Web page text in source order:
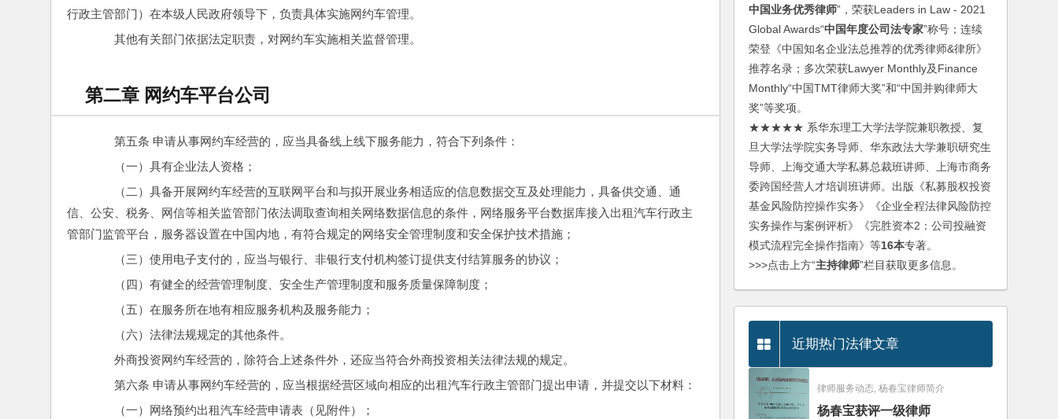
行政主管部门）在本级人民政府领导下，负责具体实施网约车管理。
其他有关部门依据法定职责，对网约车实施相关监督管理。
第二章 网约车平台公司
第五条 申请从事网约车经营的，应当具备线上线下服务能力，符合下列条件：
（一）具有企业法人资格；
（二）具备开展网约车经营的互联网平台和与拟开展业务相适应的信息数据交互及处理能力，具备供交通、通
信、公安、税务、网信等相关监管部门依法调取查询相关网络数据信息的条件，网络服务平台数据库接入出租汽车行政主
管部门监管平台，服务器设置在中国内地，有符合规定的网络安全管理制度和安全保护技术措施；
（三）使用电子支付的，应当与银行、非银行支付机构签订提供支付结算服务的协议；
（四）有健全的经营管理制度、安全生产管理制度和服务质量保障制度；
（五）在服务所在地有相应服务机构及服务能力；
（六）法律法规规定的其他条件。
外商投资网约车经营的，除符合上述条件外，还应当符合外商投资相关法律法规的规定。
第六条 申请从事网约车经营的，应当根据经营区域向相应的出租汽车行政主管部门提出申请，并提交以下材料：
（一）网络预约出租汽车经营申请表（见附件）；
中国业务优秀律师”，荣获Leaders in Law - 2021
Global Awards“中国年度公司法专家”称号；连续
荣登《中国知名企业法总推荐的优秀律师&律所》
推荐名录；多次荣获Lawyer Monthly及Finance
Monthly“中国TMT律师大奖”和“中国并购律师大
奖”等奖项。
★★★★★ 系华东理工大学法学院兼职教授、复
旦大学法学院实务导师、华东政法大学兼职研究生
导师、上海交通大学私募总裁班讲师、上海市商务
委跨国经营人才培训班讲师。出版《私募股权投资
基金风险防控操作实务》《企业全程法律风险防控
实务操作与案例评析》《完胜资本2：公司投融资
模式流程完全操作指南》等16本专著。
>>>点击上方“主持律师”栏目获取更多信息。
近期热门法律文章
律师服务动态, 杨春宝律师简介
杨春宝获评一级律师